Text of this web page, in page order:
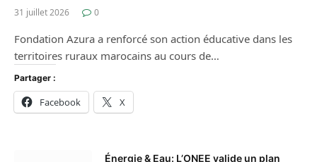
31 juillet 2026 0
Fondation Azura a renforcé son action éducative dans les
territoires ruraux marocains au cours de…
Partager :
Facebook X
Énergie & Eau: L’ONEE valide un plan